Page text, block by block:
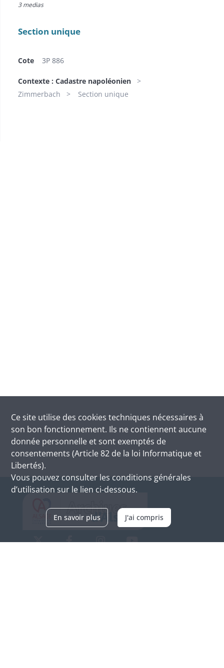
3 medias
Section unique
Cote 3P 886
Contexte : Cadastre napoléonien
Zimmerbach
Section unique
Ce site utilise des cookies techniques nécessaires à
son bon fonctionnement. Ils ne contiennent aucune
donnée personnelle et sont exemptés de
consentements (Article 82 de la loi Informatique et
Libertés).
Vous pouvez consulter les conditions générales
d’utilisation sur le lien ci-dessous.
En savoir plus J'ai compris